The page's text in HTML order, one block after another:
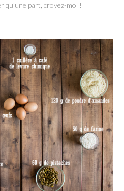
qu’une part, croyez-moi !